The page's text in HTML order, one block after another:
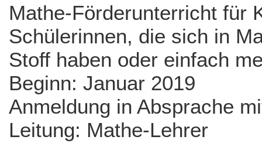
Mathe-Förderunterricht für
Schülerinnen, die sich in
Stoff haben oder einfach
Beginn: Januar 2019
Anmeldung in Absprache
Leitung: Mathe-Lehrer